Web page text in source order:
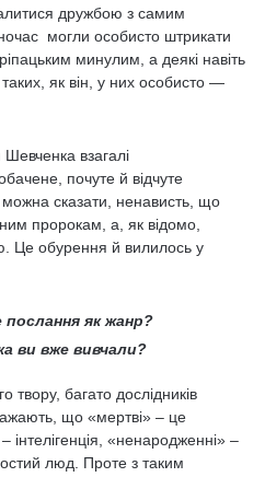
дружбою з самим
могли особисто штрикати
минулим, а деякі навіть
як він, у них особисто —
Шевченка взагалі
почуте й відчуте
можна сказати, ненависть, що
пророкам, а, як відомо,
Це обурення й вилилось у
як жанр?
ви вже вивчали?
твору, багато дослідників
що «мертві» – це
інтелігенція, «ненародженні» –
люд. Проте з таким